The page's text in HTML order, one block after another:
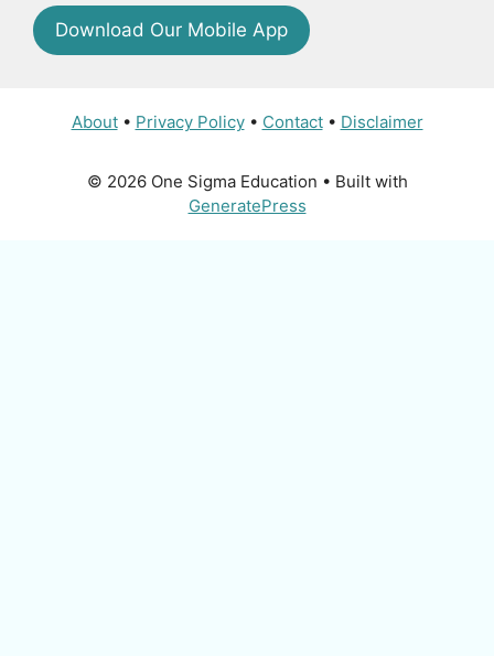
Download Our Mobile App
About• Privacy Policy• Contact• Disclaimer
© 2026 One Sigma Education • Built with
GeneratePress